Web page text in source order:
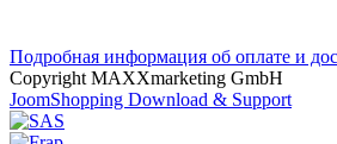
Подробная информация об оплате и
Copyright MAXXmarketing GmbH
JoomShopping Download & Support